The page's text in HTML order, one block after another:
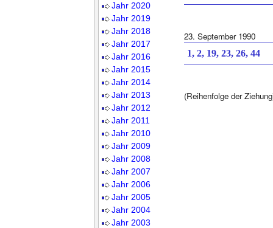
Jahr 2020
Jahr 2019
Jahr 2018
Jahr 2017
Jahr 2016
Jahr 2015
Jahr 2014
Jahr 2013
Jahr 2012
Jahr 2011
Jahr 2010
Jahr 2009
Jahr 2008
Jahr 2007
Jahr 2006
Jahr 2005
Jahr 2004
Jahr 2003
23. September 1990
1, 2, 19, 23, 26, 44
(Reihenfolge der